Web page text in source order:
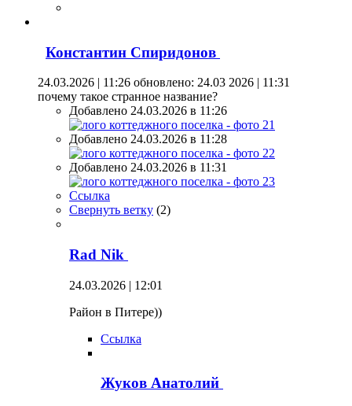
Константин Спиридонов
24.03.2026 | 11:26 обновлено: 24.03 2026 | 11:31
почему такое странное название?
Добавлено 24.03.2026 в 11:26
Добавлено 24.03.2026 в 11:28
Добавлено 24.03.2026 в 11:31
Ссылка
Свернуть ветку (2)
Rad Nik
24.03.2026 | 12:01
Район в Питере))
Ссылка
Жуков Анатолий